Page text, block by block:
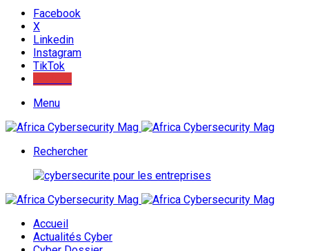
Facebook
X
Linkedin
Instagram
TikTok
Menu
Rechercher
Accueil
Actualités Cyber